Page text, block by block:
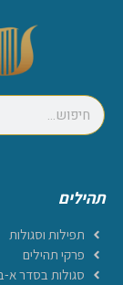
תהילים
תפילות וסגולות
פרקי תהילים
סגולות בסדר א-